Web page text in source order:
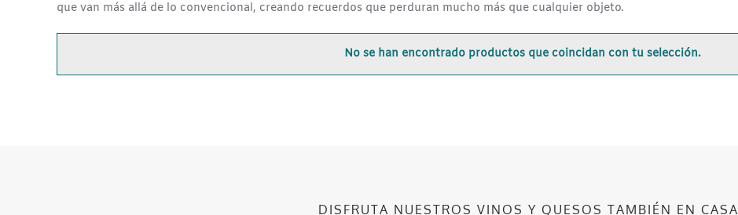
que van más allá de lo convencional, creando recuerdos que perduran mucho más que cualquier objeto.
No se han encontrado productos que coincidan con tu selección.
DISFRUTA NUESTROS VINOS Y QUESOS TAMBIÉN EN CASA